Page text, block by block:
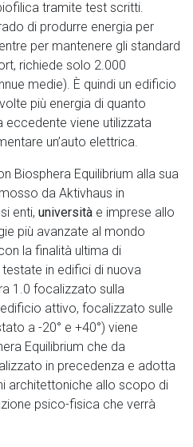
tramite test scritti.
di produrre energia per
per mantenere gli standard
richiede solo 2.000
medie). È quindi un edificio
più energia di quanto
eccedente viene utilizzata
un’auto elettrica.
Biosphera Equilibrium alla sua
da Aktivhaus in
enti,università e imprese allo
più avanzate al mondo
la finalità ultima di
in edifici di nuova
1.0 focalizzato sulla
attivo, focalizzato sulle
a -20° e +40°) viene
Equilibrium che da
in precedenza e adotta
architettoniche allo scopo di
psico-fisica che verrà